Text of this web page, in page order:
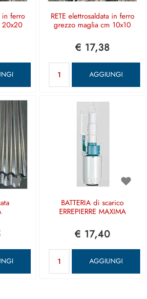
in ferro
20x20
RETE elettrosaldata in ferro
grezzo maglia cm 10x10
€ 17,38
AGGIUNGI
BATTERIA di scarico
ERREPIERRE MAXIMA
€ 17,40
AGGIUNGI